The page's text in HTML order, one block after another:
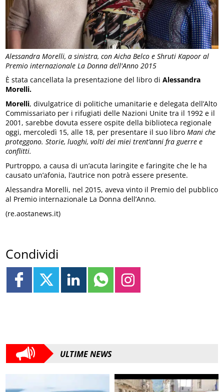
Alessandra Morelli, a sinistra, con Aicha Belco e Shruti Kapoor al
Premio internazionale La Donna dell'Anno 2015
È stata cancellata la presentazione del libro diAlessandra
Morelli.
Morelli, divulgatrice di politiche umanitarie e delegata dell’Alto
Commissariato per i rifugiati delle Nazioni Unite tra il 1992 e il
2001, sarebbe dovuta essere ospite della biblioteca regionale
oggi, mercoledì 15, alle 18, per presentare il suo libroMani che
proteggono. Storie, luoghi, volti dei miei trent’anni fra guerre e
conflitti.
Purtroppo, a causa di un’acuta laringite e faringite che le ha
causato un’afonia, l’autrice non potrà essere presente.
Alessandra Morelli, nel 2015, aveva vinto il Premio del pubblico
al Premio internazionale La Donna dell’Anno.
(re.aostanews.it)
Condividi
ULTIME NEWS